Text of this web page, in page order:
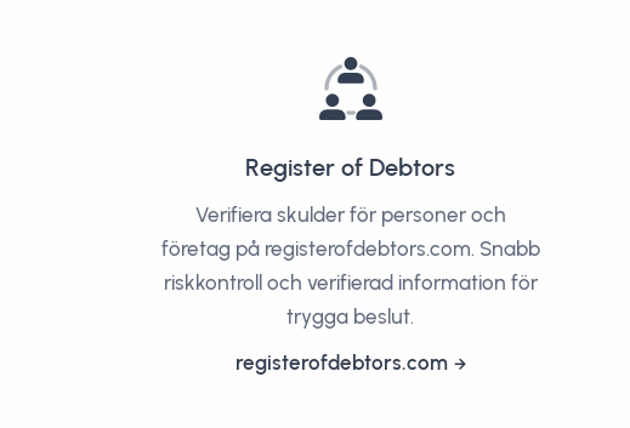
Register of Debtors
Verifiera skulder för personer och
företag på registerofdebtors.com. Snabb
riskkontroll och verifierad information för
trygga beslut.
registerofdebtors.com